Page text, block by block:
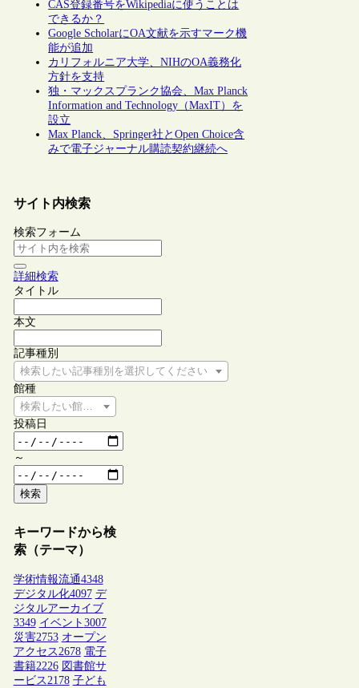
CAS登録番号をWikipediaに使うことは
できるか？
Google ScholarにOA文献を示すマーク機
能が追加
カリフォルニア大学、NIHのOA義務化
方針を支持
独・マックスプランク協会、Max Planck
Information and Technology（MaxIT）を
設立
Max Planck、Springer社とOpen Choice含
みで電子ジャーナル購読契約継続へ
サイト内検索
検索フォーム
詳細検索
タイトル
本文
記事種別
検索したい記事種別を選択してください
館種
検索したい館種を選択してください
投稿日
～
検索
キーワードから検
索（テーマ）
学術情報流通4348
デジタル化4097 デ
ジタルアーカイブ
3349 イベント 3007
災害2753 オープン
アクセス 2678 電子
書籍2226 図書館サ
ービス 2178 子ども